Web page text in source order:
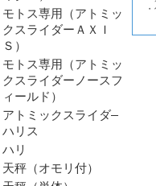
モトス専用（アトミッ
クスライダーＡＸＩ
Ｓ）
モトス専用（アトミッ
クスライダーノースフ
ィールド）
アトミックスライダ―
ハリス
ハリ
天秤（オモリ付）